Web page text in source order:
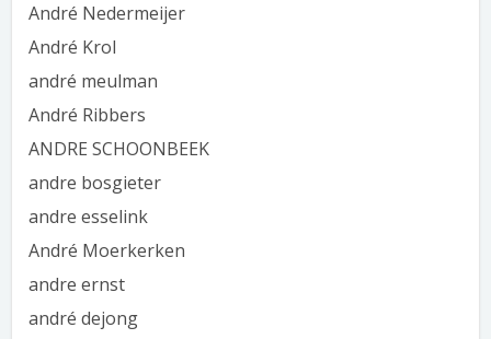
André Nedermeijer
André Krol
andré meulman
André Ribbers
ANDRE SCHOONBEEK
andre bosgieter
andre esselink
André Moerkerken
andre ernst
andré dejong